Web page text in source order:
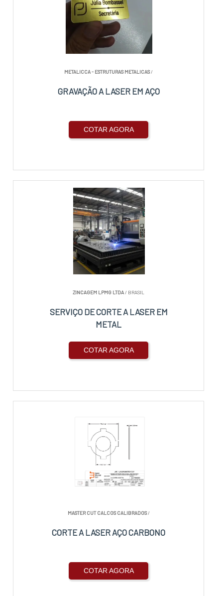
METALICCA - ESTRUTURAS METALICAS/
GRAVAÇÃO A LASER EM AÇO
COTAR AGORA
ZINCAGEM LPMG LTDA/ BRASIL
SERVIÇO DE CORTE A LASER EM
METAL
COTAR AGORA
MASTER CUT CALCOS CALIBRADOS/
CORTE A LASER AÇO CARBONO
COTAR AGORA